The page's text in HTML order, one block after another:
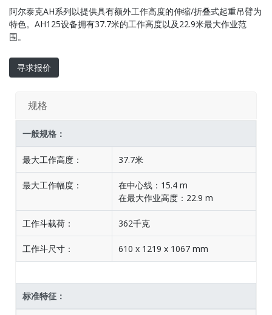
阿尔泰克AH系列以提供具有额外工作高度的伸缩/折叠式起重吊臂为
特色。AH125设备拥有37.7米的工作高度以及22.9米最大作业范
围。
寻求报价
规格
一般规格：
最大工作高度： 37.7米
最大工作幅度：
在中心线：15.4 m
在最大作业高度：22.9 m
工作斗载荷： 362千克
工作斗尺寸： 610 x 1219 x 1067 mm
标准特征：